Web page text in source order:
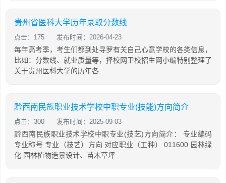
贵州省医科大学历年录取分数线
点击：175 发布时间：2026-04-23
每年高考季，考生们都到处寻罗有关自己心意学校的各类信息，
比如：分数线、就业质量等，择校网卫校招生网小编特别整理了
关于贵州医科大学的历年各
黔西南民族职业技术学校中职专业(技能)方向简介
点击：300 发布时间：2025-09-03
黔西南民族职业技术学校中职专业(技艺)方向简介： 专业编码
专业称号 专业（技艺）方向 对应职业（工种） 011600 园林绿
化 园林植物造景设计、苗木草坪